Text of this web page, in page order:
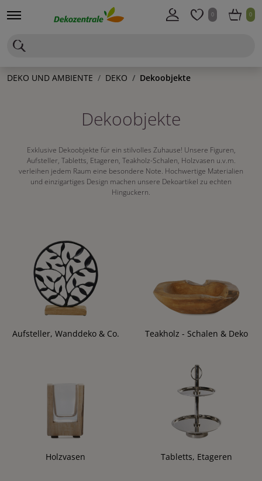
0 0
DEKO UND AMBIENTE DEKO Dekoobjekte
Dekoobjekte
Exklusive Dekoobjekte für ein stilvolles Zuhause! Unsere Figuren,
Aufsteller, Tabletts, Etageren, Teakholz-Schalen, Holzvasen u.v.m.
verleihen jedem Raum eine besondere Note. Hochwertige Materialien
und einzigartiges Design machen unsere Dekoartikel zu echten
Hinguckern.
Aufsteller, Wanddeko & Co. Teakholz - Schalen & Deko
Holzvasen Tabletts, Etageren